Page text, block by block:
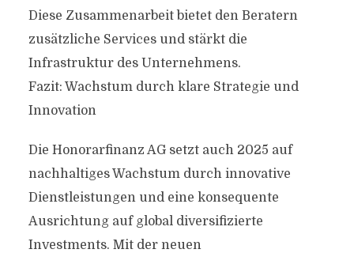
Diese Zusammenarbeit bietet den Beratern
zusätzliche Services und stärkt die
Infrastruktur des Unternehmens.
Fazit: Wachstum durch klare Strategie und
Innovation
Die Honorarfinanz AG setzt auch 2025 auf
nachhaltiges Wachstum durch innovative
Dienstleistungen und eine konsequente
Ausrichtung auf global diversifizierte
Investments. Mit der neuen